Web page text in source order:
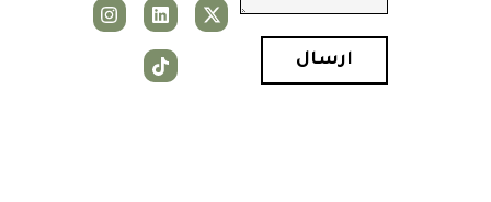
ارسال